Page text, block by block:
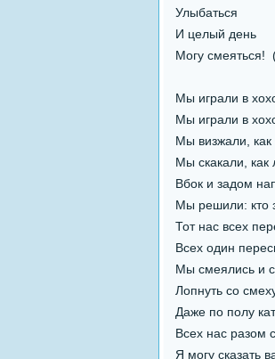
Улыбаться
И целый день
Могу смеяться!
Мы играли в
Мы играли в
Мы визжали, как
Мы скакали, как
Вбок и задом
Мы решили: кто
Тот нас всех
Всех один
Мы смеялись и
Лопнуть со
Даже по полу
Всех нас разом
Я могу сказать